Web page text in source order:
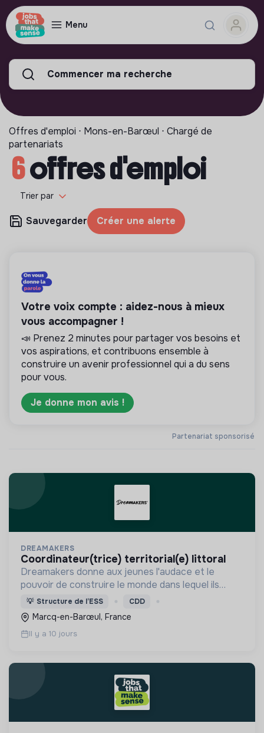
Menu
Commencer ma recherche
Offres d'emploi ⋅ Mons-en-Barœul ⋅ Chargé de
partenariats
6offres d'emploi
Trier par
Sauvegarder Créer une alerte
Partenariat sponsorisé
Votre voix compte : aidez-nous à mieux
vous accompagner !
📣 Prenez 2 minutes pour partager vos besoins et
vos aspirations, et contribuons ensemble à
construire un avenir professionnel qui a du sens
pour vous.
Je donne mon avis !
DREAMAKERS
coordinateur(trice) territorial(e) littoral
Dreamakers donne aux jeunes l'audace et le
pouvoir de construire le monde dans lequel ils
rêvent de vivre et accompagne ceux qui
souhaitent concrétiser leur projet.
💡 Structure de l’ESS CDD
Marcq-en-Barœul, France
Il y a 10 jours